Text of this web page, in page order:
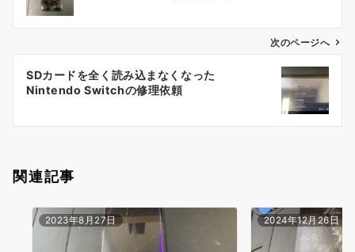
ビ
ン
次のページへ
SDカードを全く読み込まなくなった
Nintendo Switchの修理依頼
関連記事
2023年8月27日 2024年12月26日